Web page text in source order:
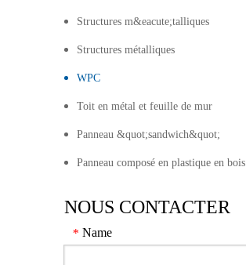
Structures m&eacute;talliques
Structures métalliques
WPC
Toit en métal et feuille de mur
Panneau &quot;sandwich&quot;
Panneau composé en plastique en bois
NOUS CONTACTER
* Name